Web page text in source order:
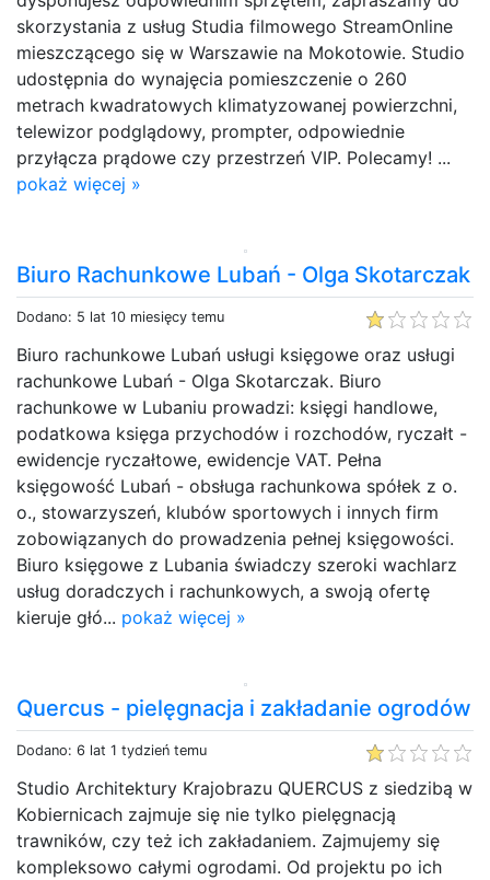
skorzystania z usług Studia filmowego StreamOnline
mieszczącego się w Warszawie na Mokotowie. Studio
udostępnia do wynajęcia pomieszczenie o 260
metrach kwadratowych klimatyzowanej powierzchni,
telewizor podglądowy, prompter, odpowiednie
przyłącza prądowe czy przestrzeń VIP. Polecamy! ...
pokaż więcej »
Biuro Rachunkowe Lubań - Olga Skotarczak
Dodano: 5 lat 10 miesięcy temu
Biuro rachunkowe Lubań usługi księgowe oraz usługi
rachunkowe Lubań - Olga Skotarczak. Biuro
rachunkowe w Lubaniu prowadzi: księgi handlowe,
podatkowa księga przychodów i rozchodów, ryczałt -
ewidencje ryczałtowe, ewidencje VAT. Pełna
księgowość Lubań - obsługa rachunkowa spółek z o.
o., stowarzyszeń, klubów sportowych i innych firm
zobowiązanych do prowadzenia pełnej księgowości.
Biuro księgowe z Lubania świadczy szeroki wachlarz
usług doradczych i rachunkowych, a swoją ofertę
kieruje głó... pokaż więcej »
Quercus - pielęgnacja i zakładanie ogrodów
Dodano: 6 lat 1 tydzień temu
Studio Architektury Krajobrazu QUERCUS z siedzibą w
Kobiernicach zajmuje się nie tylko pielęgnacją
trawników, czy też ich zakładaniem. Zajmujemy się
kompleksowo całymi ogrodami. Od projektu po ich